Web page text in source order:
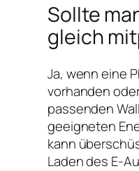
Sollte
gleich
Ja, wenn eine
vorhanden
passenden
geeigneten
kann
Laden des E-